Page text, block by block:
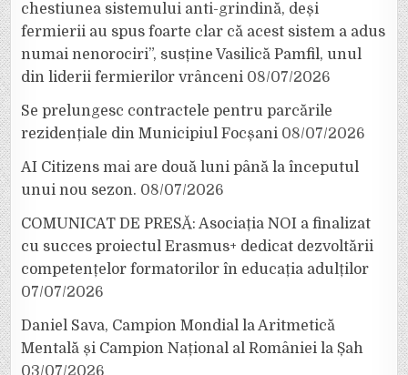
chestiunea sistemului anti-grindină, deși
fermierii au spus foarte clar că acest sistem a adus
numai nenorociri”, susține Vasilică Pamfil, unul
din liderii fermierilor vrânceni 08/07/2026
Se prelungesc contractele pentru parcările
rezidențiale din Municipiul Focșani 08/07/2026
AI Citizens mai are două luni până la începutul
unui nou sezon. 08/07/2026
COMUNICAT DE PRESĂ: Asociația NOI a finalizat
cu succes proiectul Erasmus+ dedicat dezvoltării
competențelor formatorilor în educația adulților
07/07/2026
Daniel Sava, Campion Mondial la Aritmetică
Mentală și Campion Național al României la Șah
03/07/2026